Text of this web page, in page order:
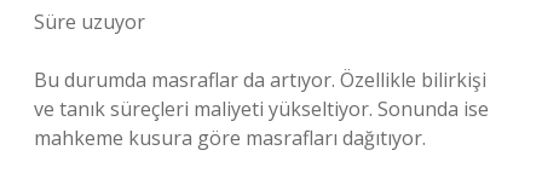
Süre uzuyor
Bu durumda masraflar da artıyor. Özellikle bilirkişi
ve tanık süreçleri maliyeti yükseltiyor. Sonunda ise
mahkeme kusura göre masrafları dağıtıyor.